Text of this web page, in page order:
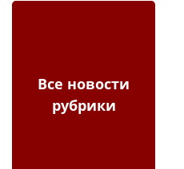
Все новости
рубрики